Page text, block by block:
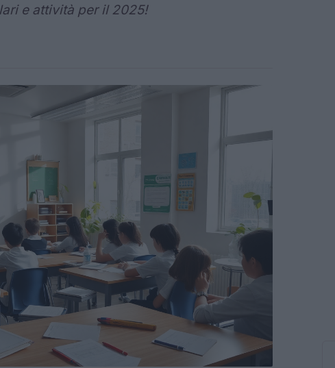
e attività per il 2025!